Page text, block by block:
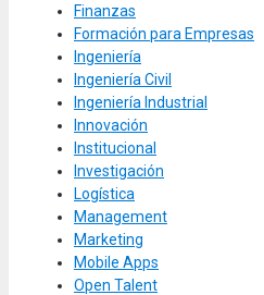
Finanzas
Formación para Empresas
Ingeniería
Ingeniería Civil
Ingeniería Industrial
Innovación
Institucional
Investigación
Logística
Management
Marketing
Mobile Apps
Open Talent